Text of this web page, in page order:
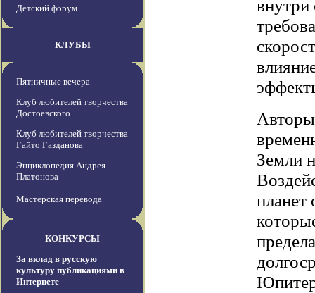
Детский форум
КЛУБЫ
Пятничные вечера
Клуб любителей творчества
Достоевского
Клуб любителей творчества
Гайто Газданова
Энциклопедия Андрея
Платонова
Мастерская перевода
КОНКУРСЫ
За вклад в русскую
культуру публикациями в
Интернете
внутри
Земли
планет